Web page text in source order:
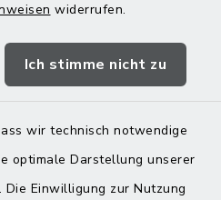
widerrufen.
Ich stimme nicht zu
wir technisch notwendige
optimale Darstellung unserer
Einwilligung zur Nutzung